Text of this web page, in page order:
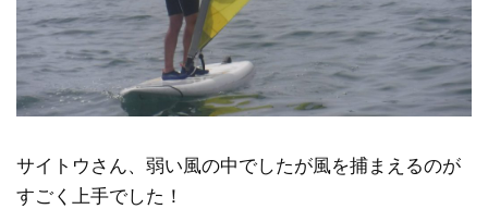
サイトウさん、弱い風の中でしたが風を捕まえるのが
すごく上手でした！